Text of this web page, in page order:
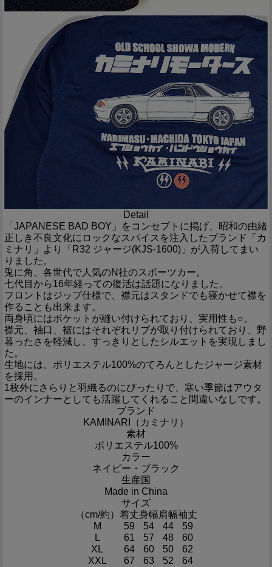
Detail
「JAPANESE BAD BOY」をコンセプトに掲げ、昭和の由緒
正しき不良文化にロックなスパイスを注入したブランド「カ
ミナリ」より「R32 ジャージ(KJS-1600)」が入荷してまい
りました。
兎に角、各世代で人気のN社のスポーツカー。
七代目から16年経っての復活は話題になりました。
フロントはジップ仕様で、襟元はスタンドでも寝かせて襟を
作ることも出来ます。
両身頃にはポケットが縫い付けられており、実用性も○。
襟元、袖口、裾にはそれぞれリブが取り付けられており、野
暮ったさを軽減し、すっきりとしたシルエットを実現しまし
た。
生地には、ポリエステル100%のてろんとしたジャージ素材
を採用。
1枚外にさらりと羽織るのにぴったりで、寒い季節はアウタ
ーのインナーとしても活躍してくれること間違いなしです。
ブランド
KAMINARI（カミナリ）
素材
ポリエステル100%
カラー
ネイビー・ブラック
生産国
Made in China
サイズ
（cm/約） 着丈身幅肩幅袖丈
M
59 54 44
59
L
61 57 48
60
XL
64 60 50
62
XXL
67 63 52 64